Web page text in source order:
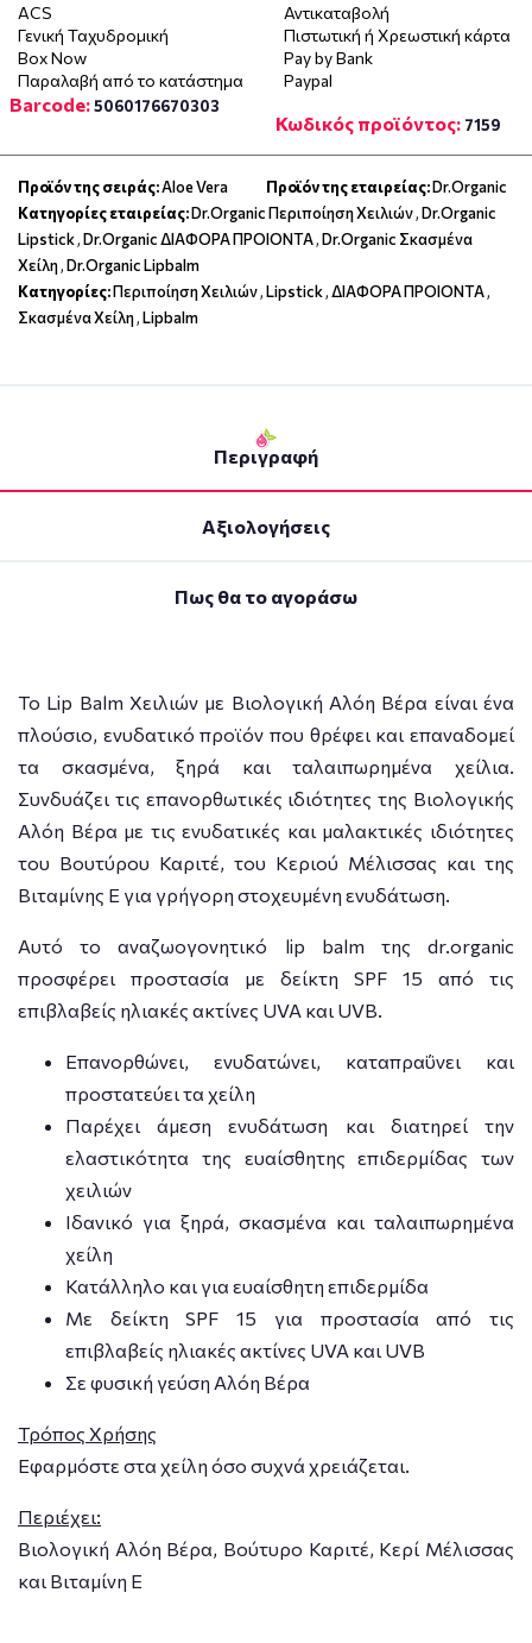
ACS
Γενική Ταχυδρομική
Box Now
Παραλαβή από το κατάστημα
Αντικαταβολή
Πιστωτική ή Χρεωστική κάρτα
Pay by Bank
Paypal
Barcode:5060176670303
Κωδικός προϊόντος: 7159
Προϊόν της σειράς:Aloe Vera Προϊόν της εταιρείας:Dr.Organic
Κατηγορίες εταιρείας:Dr.Organic Περιποίηση Χειλιών,Dr.Organic
Lipstick,Dr.Organic ΔΙΑΦΟΡΑ ΠΡΟΙΟΝΤΑ,Dr.Organic Σκασμένα
Χείλη,Dr.Organic Lipbalm
Κατηγορίες:Περιποίηση Χειλιών,Lipstick,ΔΙΑΦΟΡΑ ΠΡΟΙΟΝΤΑ,
Σκασμένα Χείλη,Lipbalm
Περιγραφή
Αξιολογήσεις
Πως θα το αγοράσω
Το Lip Balm Χειλιών με Βιολογική Αλόη Βέρα είναι ένα
πλούσιο, ενυδατικό προϊόν που θρέφει και επαναδομεί
τα σκασμένα, ξηρά και ταλαιπωρημένα χείλια.
Συνδυάζει τις επανορθωτικές ιδιότητες της Βιολογικής
Αλόη Βέρα με τις ενυδατικές και μαλακτικές ιδιότητες
του Βουτύρου Καριτέ, του Κεριού Μέλισσας και της
Βιταμίνης Ε για γρήγορη στοχευμένη ενυδάτωση.
Αυτό το αναζωογονητικό lip balm της dr.organic
προσφέρει προστασία με δείκτη SPF 15 από τις
επιβλαβείς ηλιακές ακτίνες UVA και UVB.
Επανορθώνει, ενυδατώνει, καταπραΰνει και
προστατεύει τα χείλη
Παρέχει άμεση ενυδάτωση και διατηρεί την
ελαστικότητα της ευαίσθητης επιδερμίδας των
χειλιών
Ιδανικό για ξηρά, σκασμένα και ταλαιπωρημένα
χείλη
Κατάλληλο και για ευαίσθητη επιδερμίδα
Με δείκτη SPF 15 για προστασία από τις
επιβλαβείς ηλιακές ακτίνες UVA και UVB
Σε φυσική γεύση Αλόη Βέρα
Τρόπος Χρήσης
Εφαρμόστε στα χείλη όσο συχνά χρειάζεται.
Περιέχει:
Βιολογική Αλόη Βέρα, Βούτυρο Καριτέ, Κερί Μέλισσας
και Βιταμίνη Ε